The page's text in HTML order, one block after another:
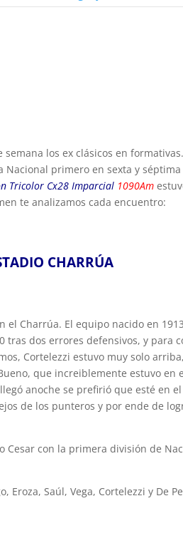
los ex clásicos en
primero en sexta y
Tricolor Cx28 Imparcial 1090Am
te analizamos cada encuentro:
CHARRÚA
Charrúa. El equipo nacido en
tras dos errores defensivos, y para
Cortelezzi estuvo muy solo
que increiblemente estuvo en
anoche se prefirió que esté en el
de los punteros y por ende de
Cesar con la primera división de
Eroza, Saúl, Vega, Cortelezzi y De